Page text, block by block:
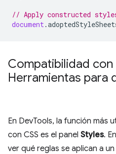
// Apply constructed
document.
Compatibilidad con
Herramientas para
En DevTools, la función más
con CSS es el panel Styles.
ver qué reglas se aplican a